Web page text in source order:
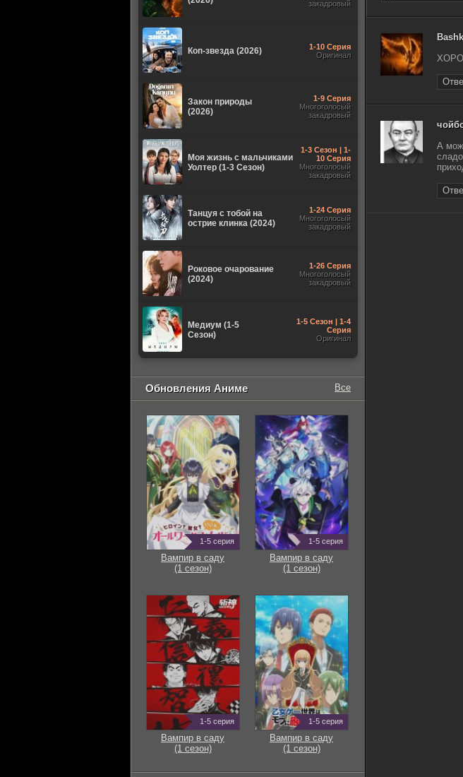
А
закадровый
Коп-звезда (2026)
1-10 Серия
Оригинал
Закон природы
(2026)
1-9 Серия
Многоголосый
закадровый
Моя жизнь с мальчиками
Уолтер (1-3 Сезон)
1-3 Сезон | 1-
10 Серия
Многоголосый
закадровый
Танцуя с тобой на
острие клинка (2024)
1-24 Серия
Многоголосый
закадровый
Роковое очарование
(2024)
1-26 Серия
Многоголосый
закадровый
Медиум (1-5
Сезон)
1-5 Сезон | 1-4
Серия
Оригинал
Обновления Аниме Все
1-5 серия
Вампир в саду
(1 сезон)
1-5 серия
Вампир в саду
(1 сезон)
1-5 серия
Вампир в саду
(1 сезон)
1-5 серия
Вампир в саду
(1 сезон)